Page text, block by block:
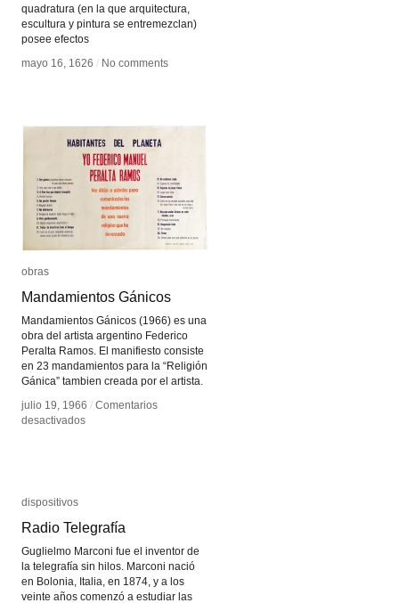
quadratura (en la que arquitectura,
escultura y pintura se entremezclan)
posee efectos
mayo 16, 1626 / No comments
mayo 16, 1626 / No comments
obras
Mandamientos Gánicos
Mandamientos Gánicos (1966) es una
obra del artista argentino Federico
Peralta Ramos. El manifiesto consiste
en 23 mandamientos para la “Religión
Gánica” tambien creada por el artista.
julio 19, 1966 / Comentarios
desactivadosen
obras
Mandamientos Gánicos
julio 19, 1966 / Comentarios
desactivadosen
dispositivos
Radio Telegrafía
Guglielmo Marconi fue el inventor de
la telegrafía sin hilos. Marconi nació
en Bolonia, Italia, en 1874, y a los
veinte años comenzó a estudiar las
dispositivos
Radio Telegrafía